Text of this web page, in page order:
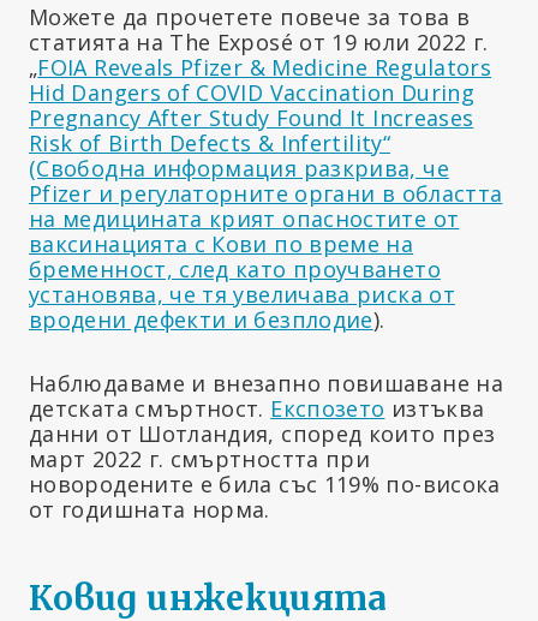
Можете да прочетете повече за това в
статията на The Exposé от 19 юли 2022 г.
„FOIA Reveals Pfizer & Medicine Regulators
Hid Dangers of COVID Vaccination During
Pregnancy After Study Found It Increases
Risk of Birth Defects & Infertility“
(Свободна информация разкрива, че
Pfizer и регулаторните органи в областта
на медицината крият опасностите от
ваксинацията с Кови по време на
бременност, след като проучването
установява, че тя увеличава риска от
вродени дефекти и безплодие).
Наблюдаваме и внезапно повишаване на
детската смъртност. Експозето изтъква
данни от Шотландия, според които през
март 2022 г. смъртността при
новородените е била със 119% по-висока
от годишната норма.
Ковид инжекцията